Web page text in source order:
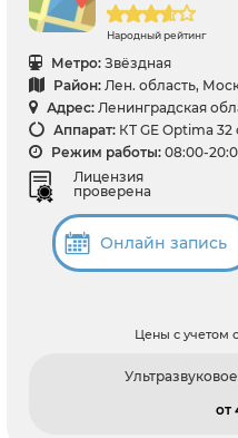
Народный рейтинг
Метро: Звёздная
Район: Лен. область,
Адрес: Ленинградская
Аппарат: КТ GE Optima 32
Режим работы: 08:00-
Лицензия
проверена
Онлайн запись
Цены с учетом
от